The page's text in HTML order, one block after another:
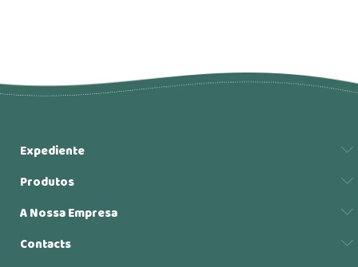
Expediente
Produtos
A Nossa Empresa
Contacts